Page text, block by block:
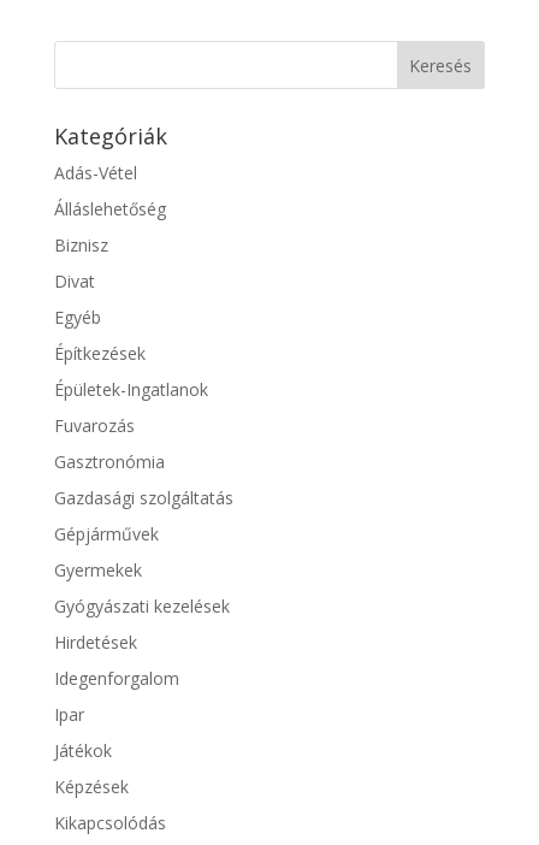
Kategóriák
Adás-Vétel
Álláslehetőség
Biznisz
Divat
Egyéb
Építkezések
Épületek-Ingatlanok
Fuvarozás
Gasztronómia
Gazdasági szolgáltatás
Gépjárművek
Gyermekek
Gyógyászati kezelések
Hirdetések
Idegenforgalom
Ipar
Játékok
Képzések
Kikapcsolódás